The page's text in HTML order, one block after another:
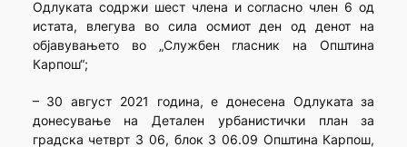
Одлуката содржи шест члена и согласно член 6 од
истата, влегува во сила осмиот ден од денот на
објавувањето во „Службен гласник на Општина
Карпош“;
– 30 август 2021 година, е донесена Одлуката за
донесување на Детален урбанистички план за
градска четврт 3 06, блок 3 06.09 Општина Карпош,